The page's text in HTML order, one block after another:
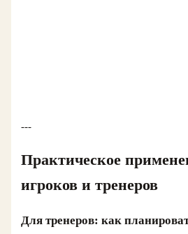
---
Практическое
игроков и тренеров
Для тренеров: как